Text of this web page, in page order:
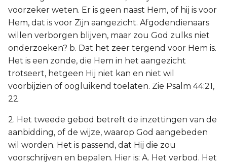
voorzeker weten. Er is geen naast Hem, of hij is voor
Hem, dat is voor Zijn aangezicht. Afgodendienaars
willen verborgen blijven, maar zou God zulks niet
onderzoeken? b. Dat het zeer tergend voor Hem is.
Het is een zonde, die Hem in het aangezicht
trotseert, hetgeen Hij niet kan en niet wil
voorbijzien of oogluikend toelaten. Zie Psalm 44:21,
22.
2. Het tweede gebod betreft de inzettingen van de
aanbidding, of de wijze, waarop God aangebeden
wil worden. Het is passend, dat Hij die zou
voorschrijven en bepalen. Hier is: A. Het verbod. Het